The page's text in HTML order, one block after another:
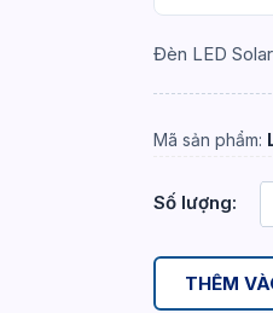
Đèn LED
Mã sản phẩm:
Số lượng:
THÊM